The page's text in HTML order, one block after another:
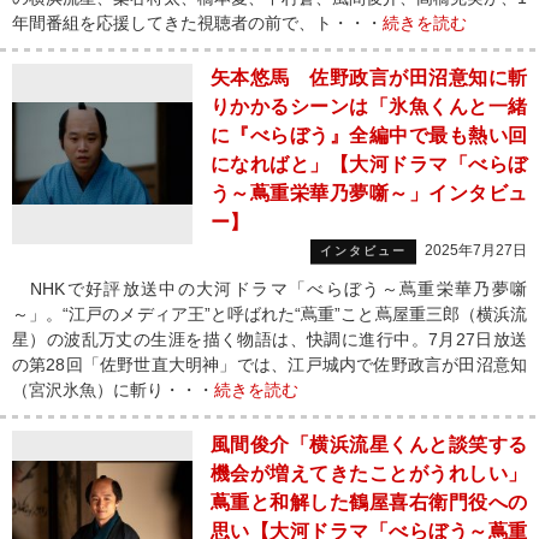
年間番組を応援してきた視聴者の前で、ト・・・ 続きを読む
矢本悠馬 佐野政言が田沼意知に斬
りかかるシーンは「氷魚くんと一緒
に『べらぼう』全編中で最も熱い回
になればと」【大河ドラマ「べらぼ
う～蔦重栄華乃夢噺～」インタビュ
ー】
インタビュー 2025年7月27日
NHKで好評放送中の大河ドラマ「べらぼう～蔦重栄華乃夢噺
～」。“江戸のメディア王”と呼ばれた“蔦重”こと蔦屋重三郎（横浜流
星）の波乱万丈の生涯を描く物語は、快調に進行中。7月27日放送
の第28回「佐野世直大明神」では、江戸城内で佐野政言が田沼意知
（宮沢氷魚）に斬り・・・ 続きを読む
風間俊介「横浜流星くんと談笑する
機会が増えてきたことがうれしい」
蔦重と和解した鶴屋喜右衛門役への
思い【大河ドラマ「べらぼう～蔦重